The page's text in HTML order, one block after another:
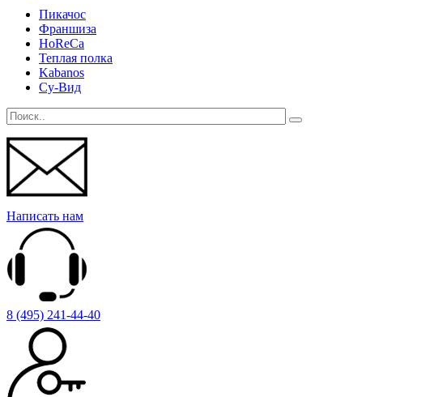
Пикачос
Франшиза
HoReCa
Теплая полка
Kabanos
Су-Вид
Написать нам
8 (495) 241-44-40